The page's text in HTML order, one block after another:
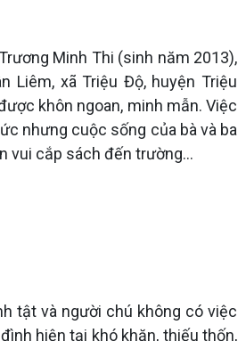
Minh Thi (sinh năm 2013),
Liêm, xã Triệu Độ, huyện Triệu
khôn ngoan, minh mẫn. Việc
nhưng cuộc sống của bà và ba
vui cắp sách đến trường...
tật và người chú không có việc
hiện tại khó khăn, thiếu thốn,